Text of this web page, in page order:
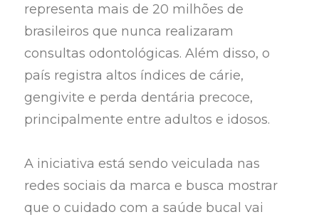
representa mais de 20 milhões de
brasileiros que nunca realizaram
consultas odontológicas. Além disso, o
país registra altos índices de cárie,
gengivite e perda dentária precoce,
principalmente entre adultos e idosos.
A iniciativa está sendo veiculada nas
redes sociais da marca e busca mostrar
que o cuidado com a saúde bucal vai